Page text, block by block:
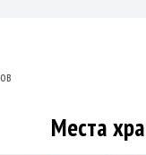
Места